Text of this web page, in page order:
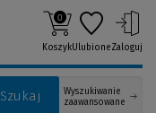
Szukaj
Wyszukiwanie
zaawansowane
0
KoszykUlubioneZaloguj